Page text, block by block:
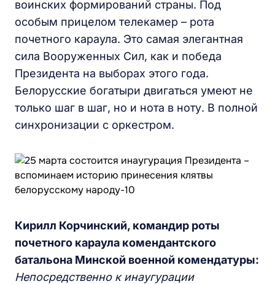
воинских формирований страны. Под
особым прицелом телекамер – рота
почетного караула. Это самая элегантная
сила Вооруженных Сил, как и победа
Президента на выборах этого года.
Белорусские богатыри двигаться умеют не
только шаг в шаг, но и нота в ноту. В полной
синхронизации с оркестром.
Кирилл Корчинский, командир роты
почетного караула комендантского
батальона Минской военной комендатуры:
Непосредственно к инаугурации